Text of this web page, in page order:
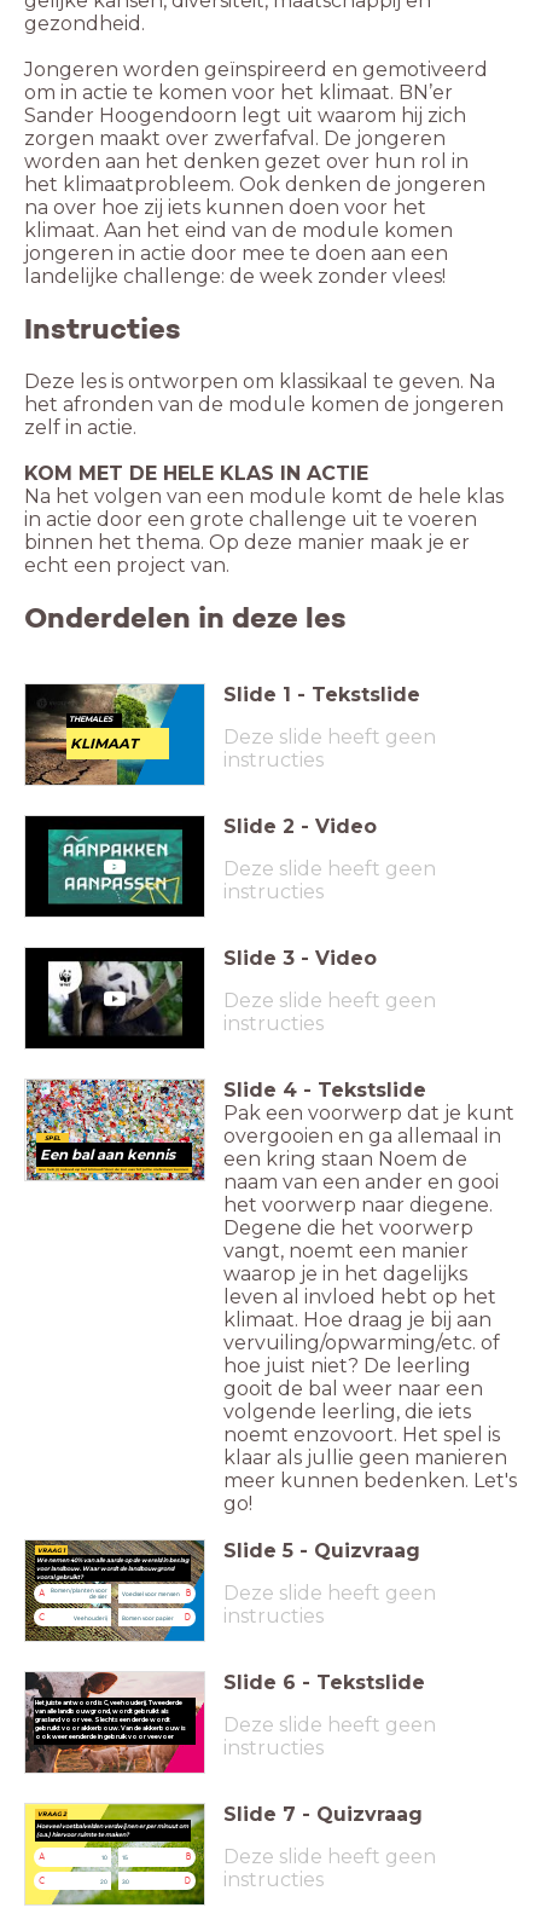
gezondheid.
Jongeren worden geïnspireerd en gemotiveerd
om in actie te komen voor het klimaat. BN’er
Sander Hoogendoorn legt uit waarom hij zich
zorgen maakt over zwerfafval. De jongeren
worden aan het denken gezet over hun rol in
het klimaatprobleem. Ook denken de jongeren
na over hoe zij iets kunnen doen voor het
klimaat. Aan het eind van de module komen
jongeren in actie door mee te doen aan een
Instructies
Deze les is ontworpen om klassikaal te geven. Na
het afronden van de module komen de jongeren
zelf in actie.
KOM MET DE HELE KLAS IN ACTIE
Na het volgen van een module komt de hele klas
in actie door een grote challenge uit te voeren
binnen het thema. Op deze manier maak je er
echt een project van.
Onderdelen in deze les
DIVERSITEIT
THEMALES
KLIMAAT
Slide 1 - Tekstslide
Deze slide heeft geen
instructies
Slide 2 - Video
Deze slide heeft geen
instructies
Slide 3 - Video
Deze slide heeft geen
instructies
SPEL
Een bal aan kennis
Slide 4 - Tekstslide
Pak een voorwerp dat je kunt
overgooien en ga allemaal in
een kring staan Noem de
naam van een ander en gooi
het voorwerp naar diegene.
Degene die het voorwerp
vangt, noemt een manier
waarop je in het dagelijks
leven al invloed hebt op het
klimaat. Hoe draag je bij aan
vervuiling/opwarming/etc. of
hoe juist niet? De leerling
gooit de bal weer naar een
volgende leerling, die iets
noemt enzovoort. Het spel is
klaar als jullie geen manieren
meer kunnen bedenken. Let's
go!
We nemen 40% van alle aarde op de wereld in beslag
voor landbouw. Waar wordt de landbouwgrond
vooral gebruikt?
VRAAG 1
A
Bomen/planten voor
de sier
B
Voedsel voor mensen
C Veehouderij D
Bomen voor papier
Slide 5 - Quizvraag
Deze slide heeft geen
instructies
Het juiste antwoord is C, veehouderij. Tweederde
van alle landbouwgrond, wordt gebruikt als
grasland voor vee. Slechtseen derdewordt
gebruikt voor akkerbouw. Van de akkerbouw is
ook weer eenderde in gebruik voor veevoer
Slide 6 - Tekstslide
Deze slide heeft geen
instructies
Hoeveel voetbalvelden verdwijnen er per minuut om
(o.a.) hiervoor ruimte te maken?
VRAAG 2
A 10 B
15
C 20 D
30
Slide 7 - Quizvraag
Deze slide heeft geen
instructies